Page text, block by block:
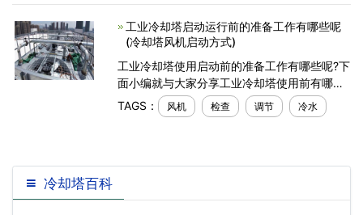
工业冷却塔启动运行前的准备工作有哪些呢
(冷却塔风机启动方式)
工业冷却塔使用启动前的准备工作有哪些呢?下
面小编就与大家分享工业冷却塔使用前有哪些
准备工作，具体内容如下：1、清除塔进风格栅
处的所有碎渣、树叶和灰尘等杂物;清理配水装
TAGS： 风机 检查 调节 冷水
冷却塔百科